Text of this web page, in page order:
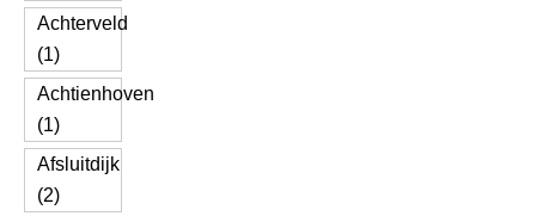
Achterveld
(1)
Achtienhoven
(1)
Afsluitdijk
(2)